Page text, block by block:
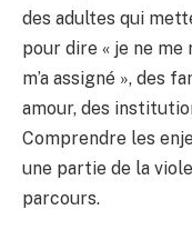
des adultes qui
pour dire « je ne me
m’a assigné », des
amour, des
Comprendre les
une partie de la
parcours.